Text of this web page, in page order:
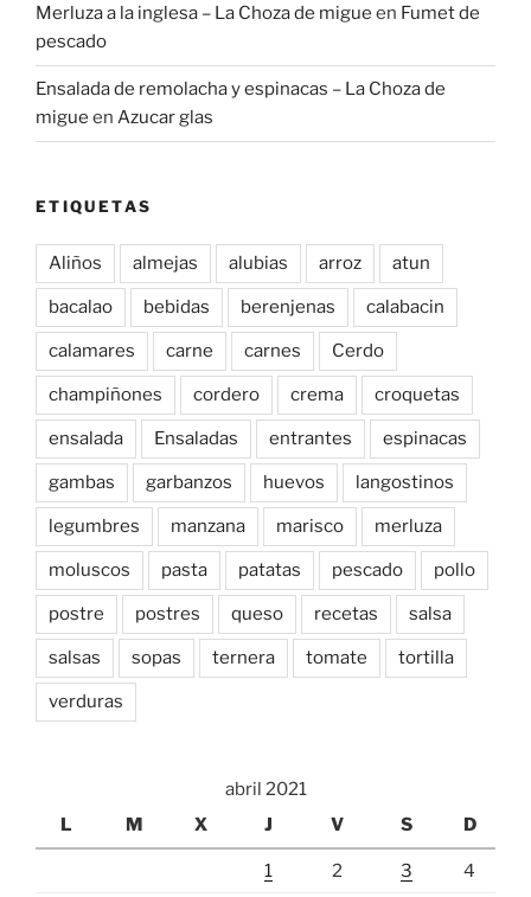
Merluza a la inglesa – La Choza de migue en Fumet de
pescado
Ensalada de remolacha y espinacas – La Choza de
migue en Azucar glas
ETIQUETAS
Aliños almejas alubias arroz atun
bacalao bebidas berenjenas calabacin
calamares carne carnes Cerdo
champiñones cordero crema croquetas
ensalada Ensaladas entrantes espinacas
gambas garbanzos huevos langostinos
legumbres manzana marisco merluza
moluscos pasta patatas pescado pollo
postre postres queso recetas salsa
salsas sopas ternera tomate tortilla
verduras
abril 2021
L
M X J V S D
1 2 3 4